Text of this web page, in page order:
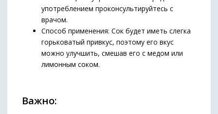
употреблением проконсультируйтесь с
врачом.
Способ применения: Сок будет иметь слегка
горьковатый привкус, поэтому его вкус
можно улучшить, смешав его с медом или
лимонным соком.
Важно: